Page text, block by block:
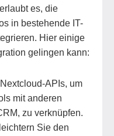
es, die
in bestehende IT-
Hier einige
gelingen kann:
APIs, um
mit anderen
zu verknüpfen.
Sie den